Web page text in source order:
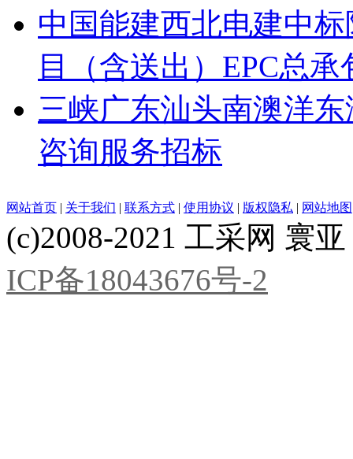
中国能建西北电建中
目（含送出）EPC总承
三峡广东汕头南澳洋
咨询服务招标
网站首页 | 关于我们 | 联系方式 | 使用协议 | 版权隐私 | 网站地图
(c)2008-2021 工采网 寰
ICP备18043676号-2